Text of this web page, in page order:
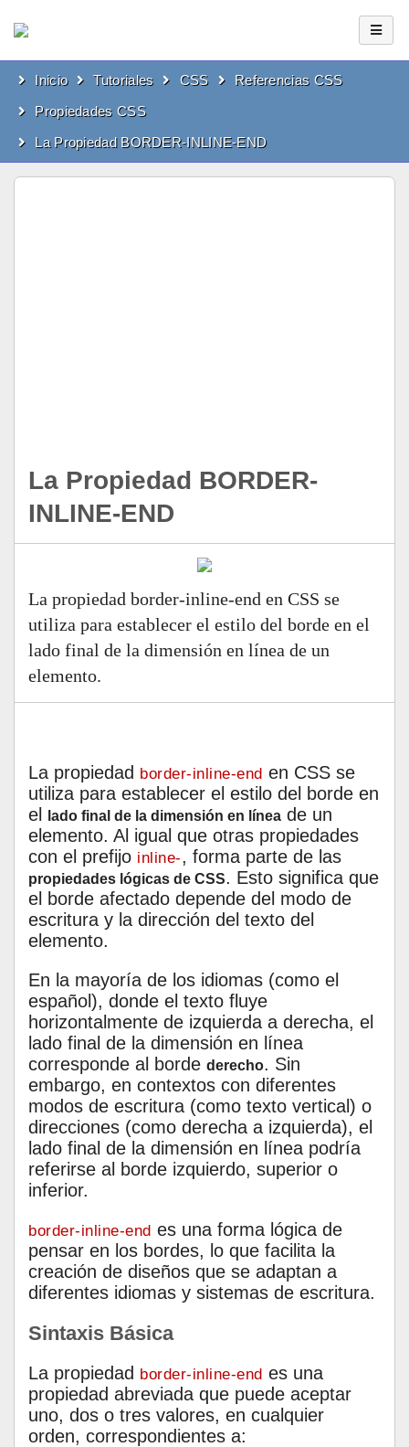
Inicio Tutoriales CSS
Referencias CSS
Propiedades CSS
La Propiedad BORDER-INLINE-END
La Propiedad BORDER-
INLINE-END
La propiedad border-inline-end en CSS se
utiliza para establecer el estilo del borde en el
lado final de la dimensión en línea de un
elemento.
La propiedad border-inline-end en CSS se
utiliza para establecer el estilo del borde en
el
lado final de la dimensión en línea de un
elemento. Al igual que otras propiedades
con el prefijo inline-, forma parte de las
propiedades lógicas de CSS. Esto significa que
el borde afectado depende del modo de
escritura y la dirección del texto del
elemento.
En la mayoría de los idiomas (como el
español), donde el texto fluye
horizontalmente de izquierda a derecha, el
lado final de la dimensión en línea
corresponde al borde derecho. Sin
embargo, en contextos con diferentes
modos de escritura (como texto vertical) o
direcciones (como derecha a izquierda), el
lado final de la dimensión en línea podría
referirse al borde izquierdo, superior o
inferior.
border-inline-end es una forma lógica de
pensar en los bordes, lo que facilita la
creación de diseños que se adaptan a
diferentes idiomas y sistemas de escritura.
Sintaxis Básica
La propiedad border-inline-end es una
propiedad abreviada que puede aceptar
uno, dos o tres valores, en cualquier
orden, correspondientes a: